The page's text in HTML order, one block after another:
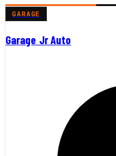
GARAGE
Garage Jr Auto